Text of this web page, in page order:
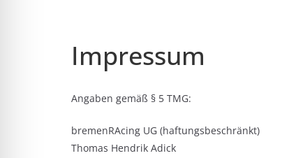
Impressum
Angaben gemäß § 5 TMG:
bremenRAcing UG (haftungsbeschränkt)
Thomas Hendrik Adick